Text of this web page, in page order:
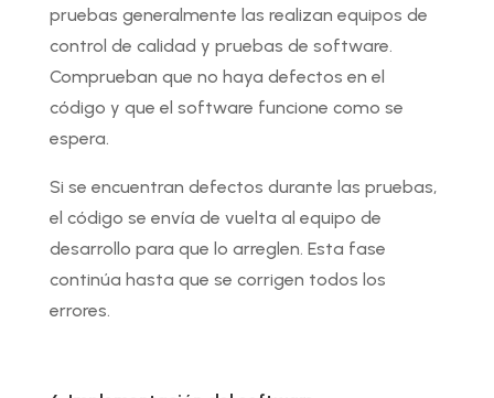
pruebas generalmente las realizan equipos de
control de calidad y pruebas de software.
Comprueban que no haya defectos en el
código y que el software funcione como se
espera.
Si se encuentran defectos durante las pruebas,
el código se envía de vuelta al equipo de
desarrollo para que lo arreglen. Esta fase
continúa hasta que se corrigen todos los
errores.